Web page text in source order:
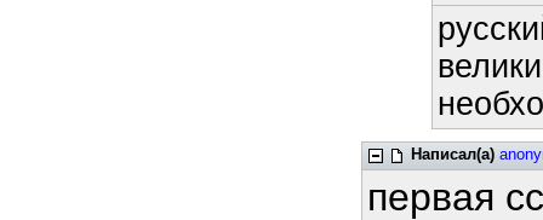
Написал(а)
первая